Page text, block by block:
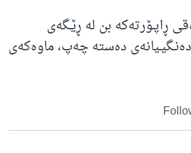
ڕاپـۆرته‌كه‌ بن له‌ ڕێـگه‌ی
ده‌نـگیـیانه‌ی ده‌سته‌ چه‌پ، ماوه‌كه‌ی